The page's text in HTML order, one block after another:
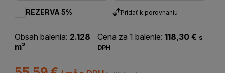
REZERVA 5% Pridať k porovnaniu
Obsah balenia: 2.128
m²
Cena za 1 balenie: 118,30 € s
DPH